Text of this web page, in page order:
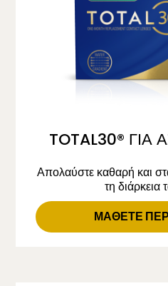
TOTAL30® ΓΙΑ
Απολαύστε καθαρή και
τη διάρκεια
ΜΑΘΕΤΕ